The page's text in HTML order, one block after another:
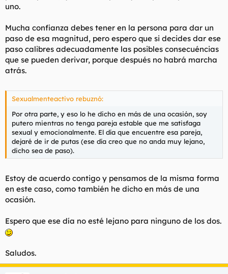
uno.
Mucha confianza debes tener en la persona para dar un
paso de esa magnitud, pero espero que si decides dar ese
paso calibres adecuadamente las posibles consecuéncias
que se pueden derivar, porque después no habrá marcha
atrás.
Sexualmenteactivo rebuznó:
Por otra parte, y eso lo he dicho en más de una ocasión, soy
putero mientras no tenga pareja estable que me satisfaga
sexual y emocionalmente. El día que encuentre esa pareja,
dejaré de ir de putas (ese día creo que no anda muy lejano,
dicho sea de paso).
Estoy de acuerdo contigo y pensamos de la misma forma
en este caso, como también he dicho en más de una
ocasión.
Espero que ese día no esté lejano para ninguno de los dos.
Saludos.